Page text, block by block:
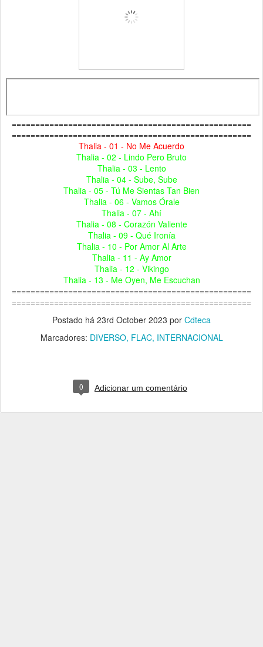
===================================================
===================================================
Thalia - 01 - No Me Acuerdo
Thalia - 02 - Lindo Pero Bruto
Thalia - 03 - Lento
Thalia - 04 - Sube, Sube
Thalia - 05 - Tú Me Sientas Tan Bien
Thalia - 06 - Vamos Órale
Thalia - 07 - Ahí
Thalia - 08 - Corazón Valiente
Thalia - 09 - Qué Ironía
Thalia - 10 - Por Amor Al Arte
Thalia - 11 - Ay Amor
Thalia - 12 - Vikingo
Thalia - 13 - Me Oyen, Me Escuchan
===================================================
===================================================
Postado há 23rd October 2023 por Cdteca
Marcadores: DIVERSO FLAC INTERNACIONAL
0 Adicionar um comentário